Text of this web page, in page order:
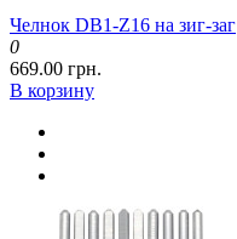
Челнок DB1-Z16 на зиг-заг
0
669.00 грн.
В корзину